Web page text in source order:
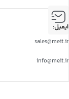
ایمیل:
sales@meit.ir
info@meit.ir